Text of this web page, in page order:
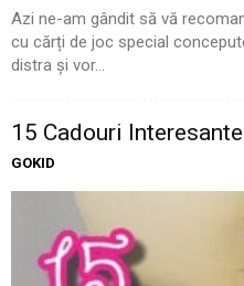
Azi ne-am gândit să vă
cu cărți de joc special
distra și vor...
15 Cadouri
GOKID